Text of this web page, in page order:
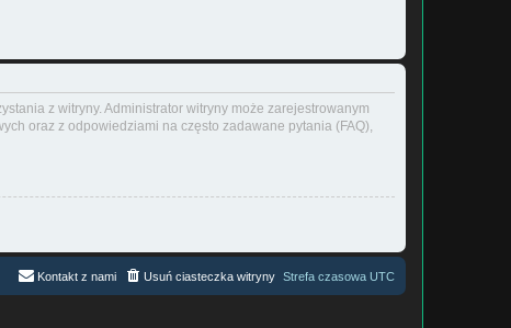
z witryny. Administrator witryny może zarejestrowanym
oraz z odpowiedziami na często zadawane pytania (FAQ),
Strefa czasowa UTC
Usuń ciasteczka witryny
Kontakt z nami